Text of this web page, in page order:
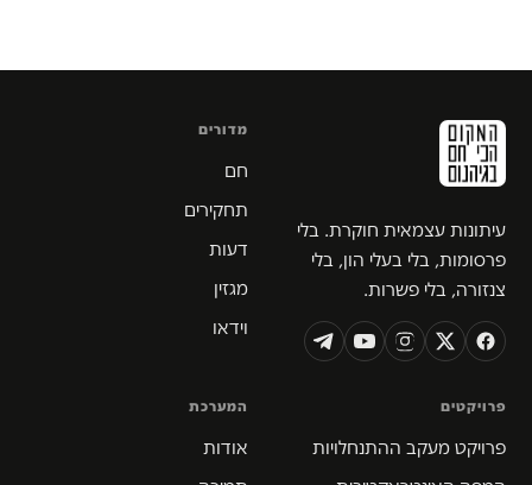
עיתונות עצמאית חוקרת. בלי
פרסומות, בלי בעלי הון, בלי
צנזורה, בלי פשרות.
מדורים
חם
תחקירים
דעות
מגזין
וידאו
פרויקטים
פרויקט מעקב ההתנחלויות
המערכת
אודות